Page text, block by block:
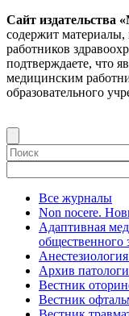
Сайт издательства
содержит материалы,
работников
подтверждаете, что
медицинским
образовательного
Все журналы
Non nocere.
Адаптивная
общественного
Архив
Вестник
Вестник